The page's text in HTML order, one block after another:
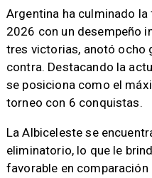
Argentina ha culminado
2026 con un desempeño
tres victorias, anotó ocho
contra. Destacando la
se posiciona como el
torneo con 6 conquistas.
La Albiceleste se
eliminatorio, lo que le
favorable en